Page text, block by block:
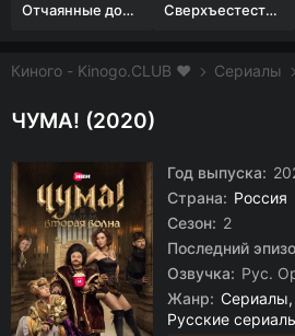
Отчаянные домохозяйки (1 сезон) Сверхъестественное
Киного - Kinogo.CLUB ❤️ Сериалы
ЧУМА! (2020)
Год выпуска:
Страна: Россия
Сезон: 2
Последний
Озвучка: Рус.
Жанр: Сериалы
Русские